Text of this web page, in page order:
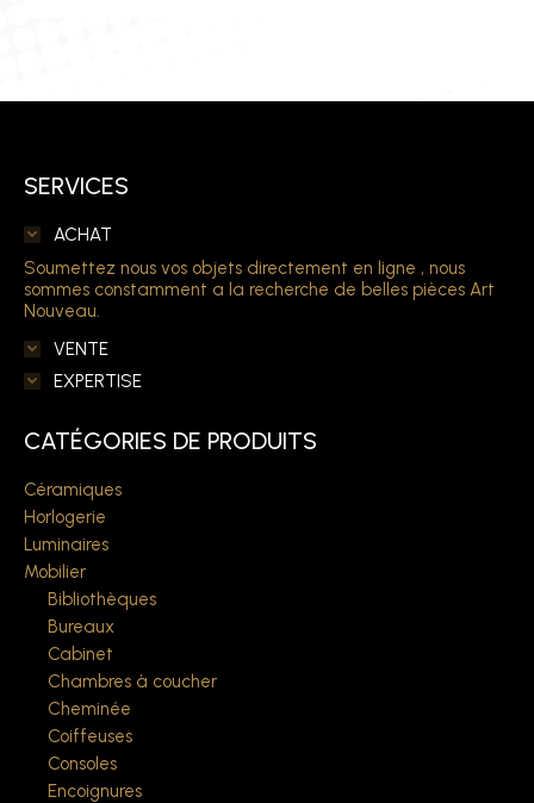
SERVICES
ACHAT
Soumettez nous vos objets directement en ligne , nous
sommes constamment a la recherche de belles pièces Art
Nouveau.
VENTE
EXPERTISE
CATÉGORIES DE PRODUITS
Céramiques
Horlogerie
Luminaires
Mobilier
Bibliothèques
Bureaux
Cabinet
Chambres à coucher
Cheminée
Coiffeuses
Consoles
Encoignures